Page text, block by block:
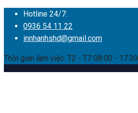
Hotline 24/7:
0936 54 11 22
innhanhshd@gmail.com
Thời gian làm việc: T2 - T7 08:00 - 17:30